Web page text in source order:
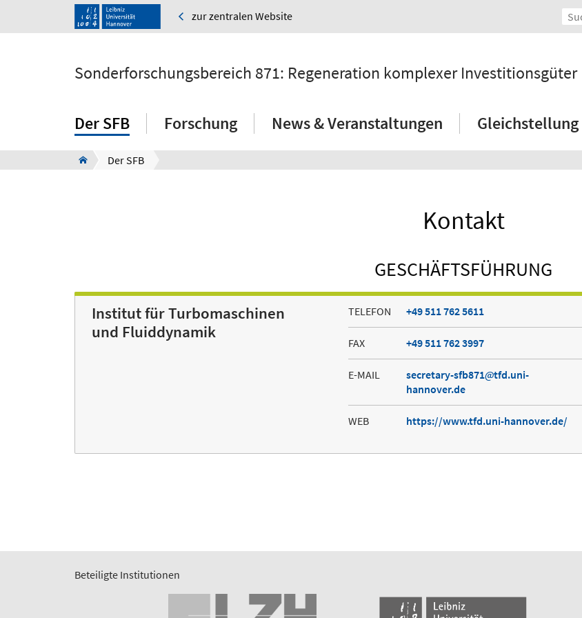
zur zentralen Website
Sonderforschungsbereich 871: Regeneration komplexer Investitionsgüter
Der SFB Forschung News & Veranstaltungen Gleichstellung
Der SFB
Kontakt
GESCHÄFTSFÜHRUNG
Institut für Turbomaschinen
und Fluiddynamik
TELEFON +49 511 762 5611
FAX +49 511 762 3997
E-MAIL secretary-sfb871
tfd.uni-
hannover.de
WEB https://www.tfd.uni-hannover.de/
Beteiligte Institutionen